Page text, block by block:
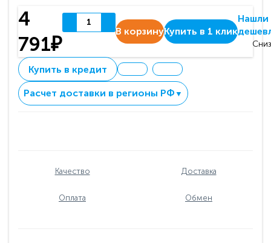
4
791₽
В корзинуКупить в 1 клик
Нашли
Купить в кредит
Расчет доставки в регионы РФ ▼
Качество Доставка
Оплата Обмен